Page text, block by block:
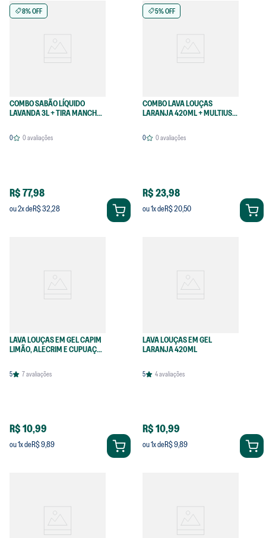
8% OFF
COMBO SABÃO LÍQUIDO
LAVANDA 3L + TIRA MANCHAS
0 0avaliações
R$ 77,98
ou2x deR$ 32,28
5% OFF
COMBO LAVA LOUÇAS
LARANJA 420ML + MULTIUSO
0 0avaliações
R$ 23,98
ou1x deR$ 20,50
LAVA LOUÇAS EM GEL CAPIM
LIMÃO, ALECRIM E CUPUAÇU
5 7avaliações
R$ 10,99
ou1x deR$ 9,89
LAVA LOUÇAS EM GEL
LARANJA 420ML
5 4avaliações
R$ 10,99
ou1x deR$ 9,89